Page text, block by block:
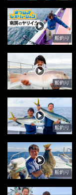
船釣り
船釣り
船釣り
船釣り